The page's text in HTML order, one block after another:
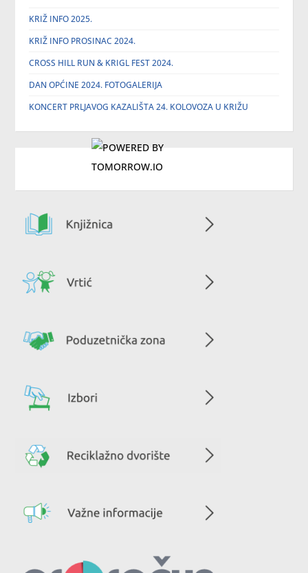
KRIŽ INFO 2025.
KRIŽ INFO PROSINAC 2024.
CROSS HILL RUN & KRIGL FEST 2024.
DAN OPĆINE 2024. FOTOGALERIJA
KONCERT PRLJAVOG KAZALIŠTA 24. KOLOVOZA U KRIŽU